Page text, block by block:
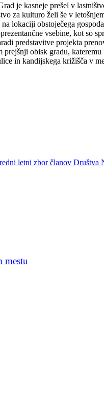
je kasneje prešel v
za kulturo želi še v
obstoječega
vsebine, kot so
predstavitve projekta
obisk gradu,
in kandijskega križišča v
letni zbor članov Društva
mestu